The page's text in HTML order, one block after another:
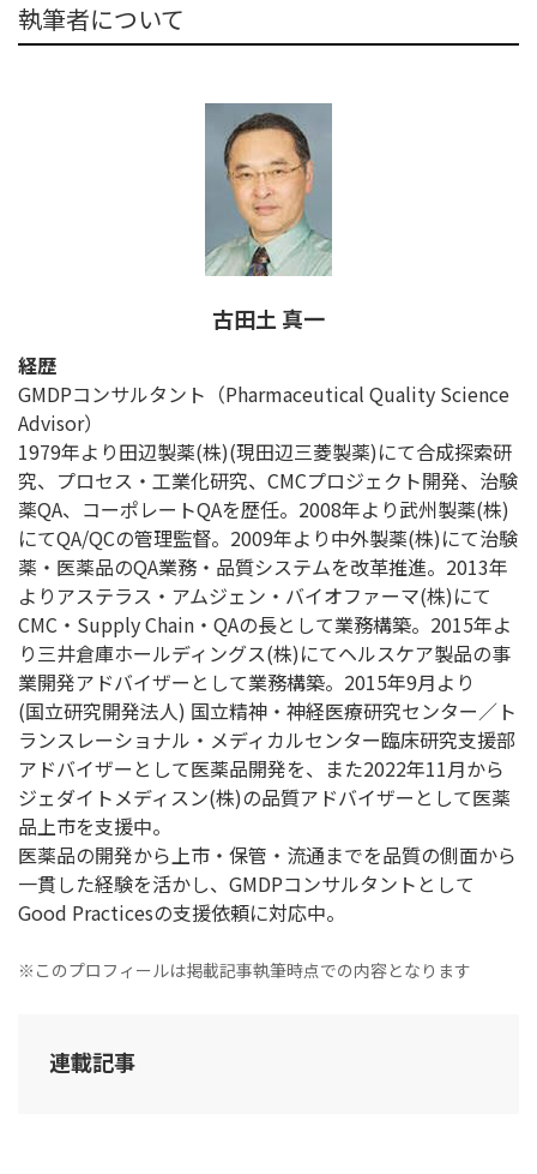
執筆者について
古田土 真一
経歴
GMDPコンサルタント（Pharmaceutical Quality Science
Advisor）
1979年より田辺製薬(株)(現田辺三菱製薬)にて合成探索研
究、プロセス・工業化研究、CMCプロジェクト開発、治験
薬QA、コーポレートQAを歴任。2008年より武州製薬(株)
にてQA/QCの管理監督。2009年より中外製薬(株)にて治験
薬・医薬品のQA業務・品質システムを改革推進。2013年
よりアステラス・アムジェン・バイオファーマ(株)にて
CMC・Supply Chain・QAの長として業務構築。2015年よ
り三井倉庫ホールディングス(株)にてヘルスケア製品の事
業開発アドバイザーとして業務構築。2015年9月より
(国立研究開発法人) 国立精神・神経医療研究センター／ト
ランスレーショナル・メディカルセンター臨床研究支援部
アドバイザーとして医薬品開発を、また2022年11月から
ジェダイトメディスン(株)の品質アドバイザーとして医薬
品上市を支援中。
医薬品の開発から上市・保管・流通までを品質の側面から
一貫した経験を活かし、GMDPコンサルタントとして
Good Practicesの支援依頼に対応中。
※このプロフィールは掲載記事執筆時点での内容となります
連載記事